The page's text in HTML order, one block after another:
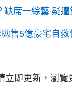
席一綜藝 疑
售5億豪宅自
立即更新，瀏覽